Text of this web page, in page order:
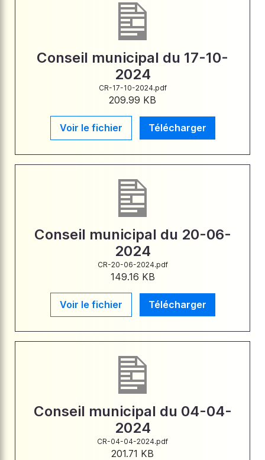
Conseil municipal du 17-10-
2024
CR-17-10-2024.pdf
209.99 KB
Voir le fichier Télécharger
Conseil municipal du 20-06-
2024
CR-20-06-2024.pdf
149.16 KB
Voir le fichier Télécharger
Conseil municipal du 04-04-
2024
CR-04-04-2024.pdf
201.71 KB